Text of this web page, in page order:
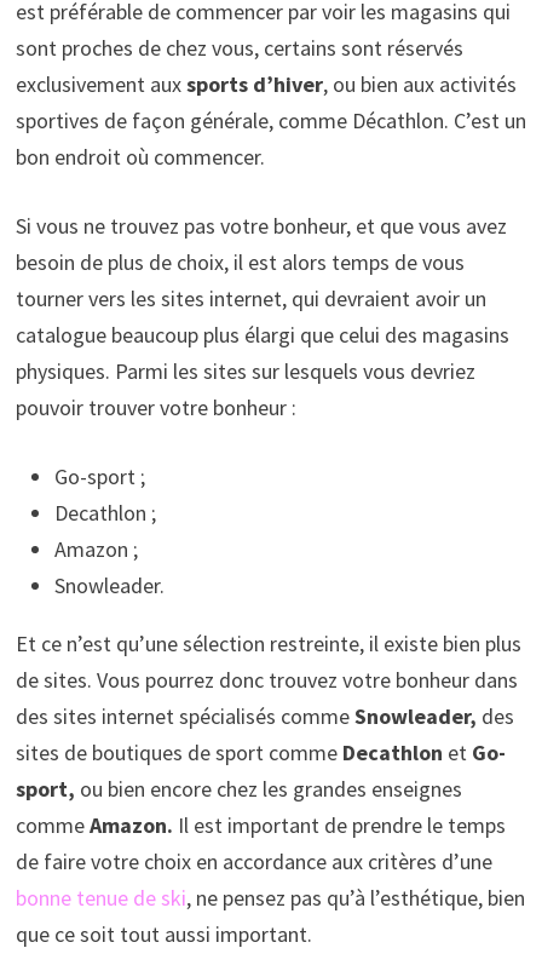
est préférable de commencer par voir les magasins qui
sont proches de chez vous, certains sont réservés
exclusivement auxsports d’hiver, ou bien aux activités
sportives de façon générale, comme Décathlon. C’est un
bon endroit où commencer.
Si vous ne trouvez pas votre bonheur, et que vous avez
besoin de plus de choix, il est alors temps de vous
tourner vers les sites internet, qui devraient avoir un
catalogue beaucoup plus élargi que celui des magasins
physiques. Parmi les sites sur lesquels vous devriez
pouvoir trouver votre bonheur :
Go-sport ;
Decathlon ;
Amazon ;
Snowleader.
Et ce n’est qu’une sélection restreinte, il existe bien plus
de sites. Vous pourrez donc trouvez votre bonheur dans
des sites internet spécialisés commeSnowleader, des
sites de boutiques de sport commeDecathlon et Go-
sport, ou bien encore chez les grandes enseignes
commeAmazon. Il est important de prendre le temps
de faire votre choix en accordance aux critères d’une
bonne tenue de ski, ne pensez pas qu’à l’esthétique, bien
que ce soit tout aussi important.